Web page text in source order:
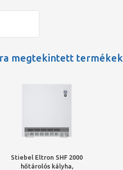
Ezáltal hosszabb töltésszüneteket is
beállítását. Szellőztetéskor a
megtekintett termékek
Stiebel Eltron SHF 2000
hőtárolós kályha,